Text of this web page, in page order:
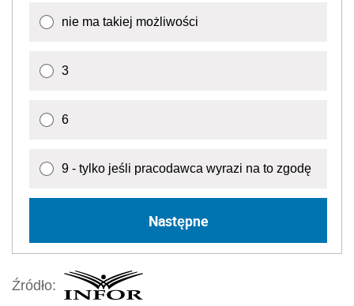
nie ma takiej możliwości
3
6
9 - tylko jeśli pracodawca wyrazi na to zgodę
Następne
Źródło: